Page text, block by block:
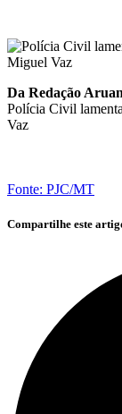
Da Redação
Polícia Civil
Vaz
Fonte: PJC/MT
Compartilhe este